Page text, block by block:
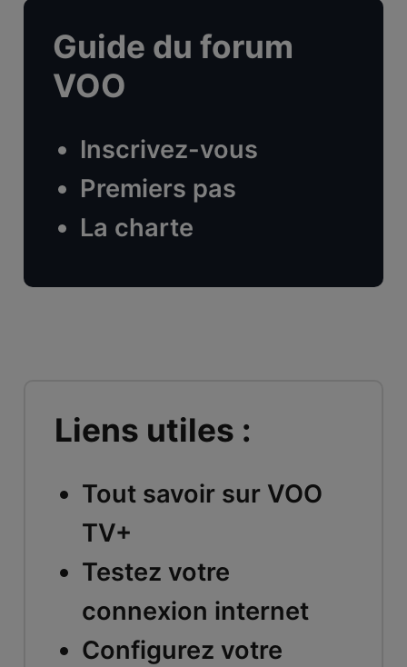
Guide du forum
VOO
Inscrivez-vous
Premiers pas
La charte
Liens utiles :
Tout savoir sur VOO
TV+
Testez votre
connexion internet
Configurez votre